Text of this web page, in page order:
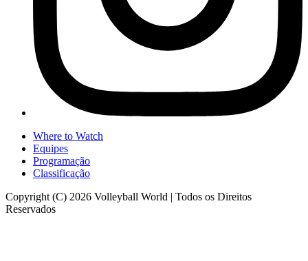
Where to Watch
Equipes
Programação
Classificação
Copyright (C) 2026 Volleyball World | Todos os Direitos
Reservados